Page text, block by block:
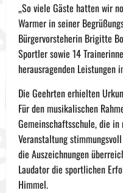
„So viele Gäste hatten wir
Warmer in seiner
Bürgervorsteherin Brigitte
Sportler sowie 14
herausragenden Leistungen
Die Geehrten erhielten
Für den musikalischen
Gemeinschaftsschule, die
Veranstaltung
die Auszeichnungen
Laudator die sportlichen
Himmel.